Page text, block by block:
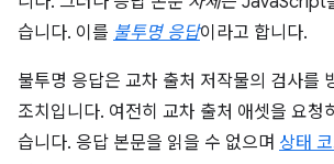
습니다. 이를 불투명 응답이라고 합니다.
불투명 응답은 교차 출처 저작물의 검사를
조치입니다. 여전히 교차 출처 애셋을 요청
습니다. 응답 본문을 읽을 수 없으며 상태